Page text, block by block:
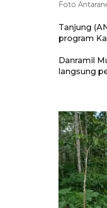
Foto
Tanjung
program
Danramil
langsung